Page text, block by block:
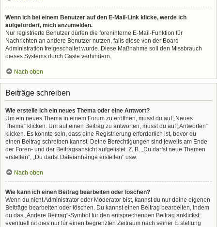
Wenn ich bei einem Benutzer auf den E-Mail-Link klicke, werde ich
aufgefordert, mich anzumelden.
Nur registrierte Benutzer dürfen die foreninterne E-Mail-Funktion für
Nachrichten an andere Benutzer nutzen, falls diese von der Board-
Administration freigeschaltet wurde. Diese Maßnahme soll den Missbrauch
dieses Systems durch Gäste verhindern.
Nach oben
Beiträge schreiben
Wie erstelle ich ein neues Thema oder eine Antwort?
Um ein neues Thema in einem Forum zu eröffnen, musst du auf „Neues
Thema“ klicken. Um auf einen Beitrag zu antworten, musst du auf „Antworten“
klicken. Es könnte sein, dass eine Registrierung erforderlich ist, bevor du
einen Beitrag schreiben kannst. Deine Berechtigungen sind jeweils am Ende
der Foren- und der Beitragsansicht aufgelistet. Z. B. „Du darfst neue Themen
erstellen“, „Du darfst Dateianhänge erstellen“ usw.
Nach oben
Wie kann ich einen Beitrag bearbeiten oder löschen?
Wenn du nicht Administrator oder Moderator bist, kannst du nur deine eigenen
Beiträge bearbeiten oder löschen. Du kannst einen Beitrag bearbeiten, indem
du das „Ändere Beitrag“-Symbol für den entsprechenden Beitrag anklickst;
eventuell ist dies nur für einen begrenzten Zeitraum nach seiner Erstellung